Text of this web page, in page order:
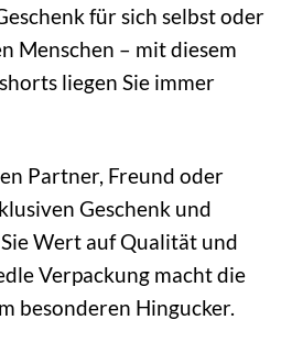
für sich selbst oder
Menschen – mit diesem
liegen Sie immer
Partner, Freund oder
Geschenk und
Sie Wert auf Qualität und
Verpackung macht die
besonderen Hingucker.